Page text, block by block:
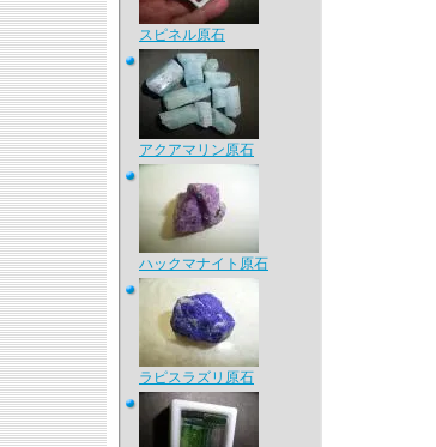
スピネル原石
アクアマリン原石
ハックマナイト原石
ラピスラズリ原石